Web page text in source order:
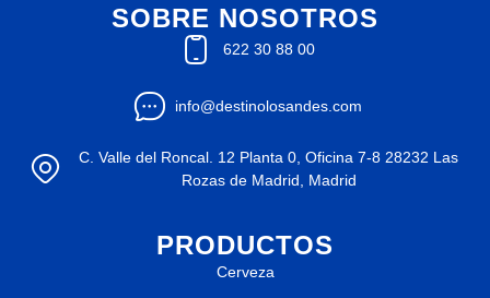
SOBRE NOSOTROS
622 30 88 00
info@destinolosandes.com
C. Valle del Roncal. 12 Planta 0, Oficina 7-8 28232 Las
Rozas de Madrid, Madrid
PRODUCTOS
Cerveza